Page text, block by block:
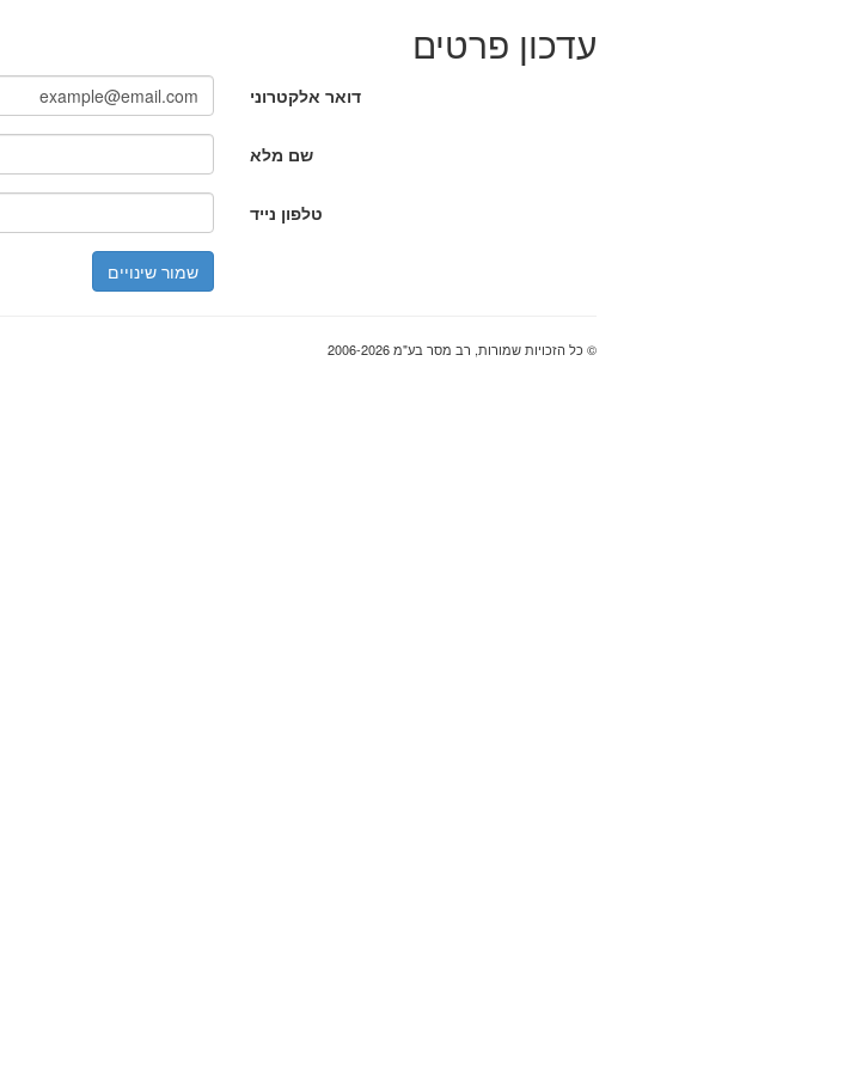
עדכון פרטים
דואר אלקטרוני
שם מלא
טלפון נייד
שמור שינויים
© כל הזכויות שמורות, רב מסר בע"מ 2006-2026